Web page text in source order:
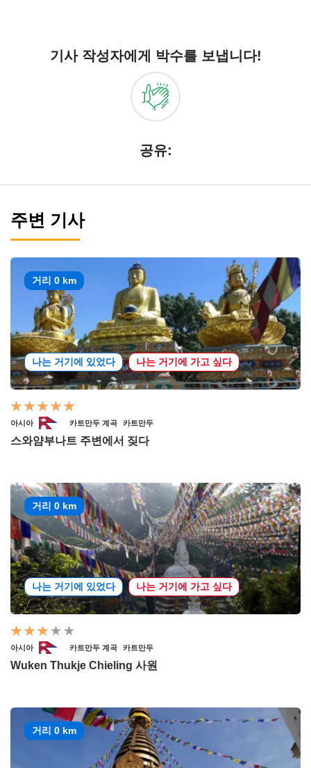
기사 작성자에게 박수를 보냅니다!
공유:
주변 기사
거리 0 km
나는 거기에 있었다 나는 거기에 가고 싶다
아시아 카트만두 계곡 카트만두
스와얌부나트 주변에서 짖다
거리 0 km
나는 거기에 있었다 나는 거기에 가고 싶다
아시아 카트만두 계곡 카트만두
Wuken Thukje Chieling 사원
거리 0 km